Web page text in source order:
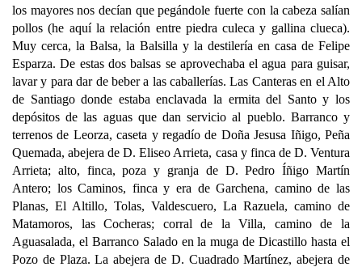
los mayores nos decían que pegándole fuerte con la cabeza salían
pollos (he aquí la relación entre piedra culeca y gallina clueca).
Muy cerca, la Balsa, la Balsilla y la destilería en casa de Felipe
Esparza. De estas dos balsas se aprovechaba el agua para guisar,
lavar y para dar de beber a las caballerías. Las Canteras en el Alto
de Santiago donde estaba enclavada la ermita del Santo y los
depósitos de las aguas que dan servicio al pueblo. Barranco y
terrenos de Leorza, caseta y regadío de Doña Jesusa Iñigo, Peña
Quemada, abejera de D. Eliseo Arrieta, casa y finca de D. Ventura
Arrieta; alto, finca, poza y granja de D. Pedro Íñigo Martín
Antero; los Caminos, finca y era de Garchena, camino de las
Planas, El Altillo, Tolas, Valdescuero, La Razuela, camino de
Matamoros, las Cocheras; corral de la Villa, camino de la
Aguasalada, el Barranco Salado en la muga de Dicastillo hasta el
Pozo de Plaza. La abejera de D. Cuadrado Martínez, abejera de